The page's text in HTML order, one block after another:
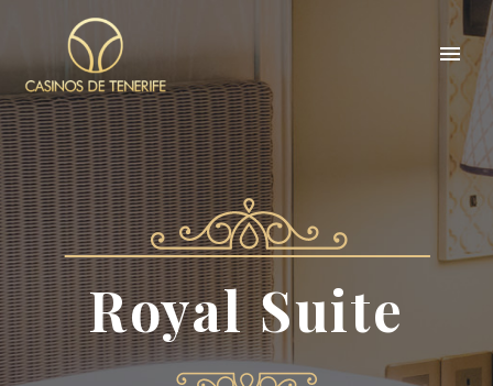
Royal Suite